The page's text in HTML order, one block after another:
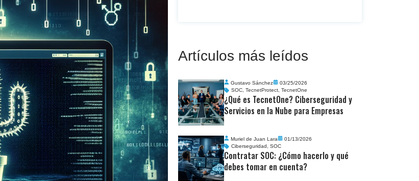
Artículos más leídos
Gustavo Sánchez
03/25/2026
SOC, TecnetProtect, TecnetOne
¿Qué es TecnetOne? Ciberseguridad y
Servicios en la Nube para Empresas
Muriel de Juan Lara
01/13/2026
Ciberseguridad, SOC
Contratar SOC: ¿Cómo hacerlo y qué
debes tomar en cuenta?